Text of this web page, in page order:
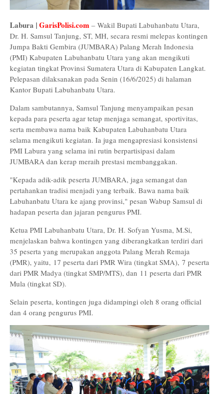
Labura |GarisPolisi.com – Wakil Bupati Labuhanbatu Utara,
Dr. H. Samsul Tanjung, ST, MH, secara resmi melepas kontingen
Jumpa Bakti Gembira (JUMBARA) Palang Merah Indonesia
(PMI) Kabupaten Labuhanbatu Utara yang akan mengikuti
kegiatan tingkat Provinsi Sumatera Utara di Kabupaten Langkat.
Pelepasan dilaksanakan pada Senin (16/6/2025) di halaman
Kantor Bupati Labuhanbatu Utara.
Dalam sambutannya, Samsul Tanjung menyampaikan pesan
kepada para peserta agar tetap menjaga semangat, sportivitas,
serta membawa nama baik Kabupaten Labuhanbatu Utara
selama mengikuti kegiatan. Ia juga mengapresiasi konsistensi
PMI Labura yang selama ini rutin berpartisipasi dalam
JUMBARA dan kerap meraih prestasi membanggakan.
"Kepada adik-adik peserta JUMBARA, jaga semangat dan
pertahankan tradisi menjadi yang terbaik. Bawa nama baik
Labuhanbatu Utara ke ajang provinsi," pesan Wabup Samsul di
hadapan peserta dan jajaran pengurus PMI.
Ketua PMI Labuhanbatu Utara, Dr. H. Sofyan Yusma, M.Si,
menjelaskan bahwa kontingen yang diberangkatkan terdiri dari
35 peserta yang merupakan anggota Palang Merah Remaja
(PMR), yaitu, 17 peserta dari PMR Wira (tingkat SMA), 7 peserta
dari PMR Madya (tingkat SMP/MTS), dan 11 peserta dari PMR
Mula (tingkat SD).
Selain peserta, kontingen juga didampingi oleh 8 orang official
dan 4 orang pengurus PMI.